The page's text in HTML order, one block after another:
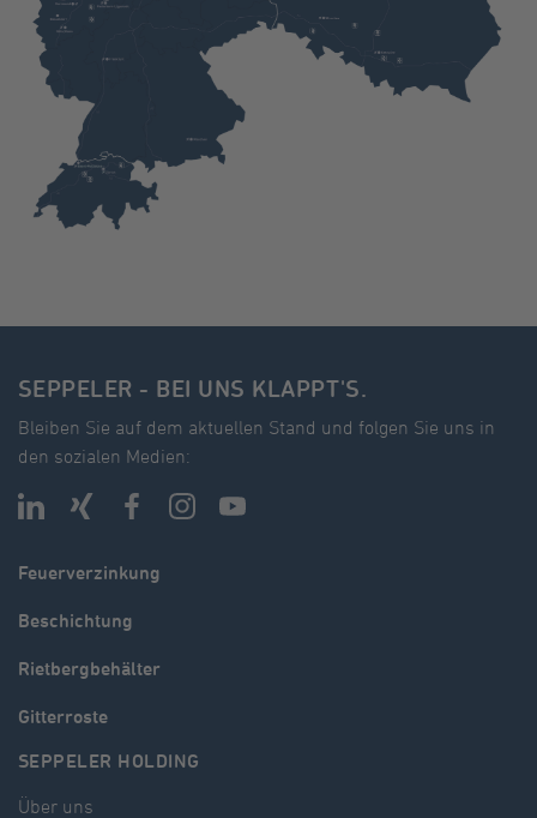
SEPPELER - BEI UNS KLAPPT'S.
Bleiben Sie auf dem aktuellen Stand und folgen Sie uns in
den sozialen Medien:
Feuerverzinkung
Beschichtung
Rietbergbehälter
Gitterroste
SEPPELER HOLDING
Über uns